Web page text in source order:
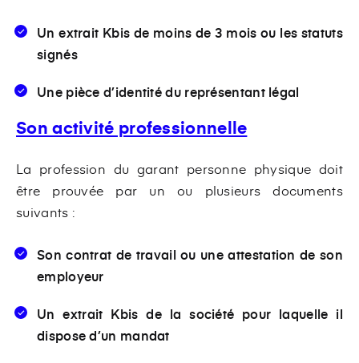
Un extrait Kbis de moins de 3 mois ou les statuts
signés
Une pièce d’identité du représentant légal
Son activité professionnelle
La profession du garant personne physique doit
être prouvée par un ou plusieurs documents
suivants :
Son contrat de travail ou une attestation de son
employeur
Un extrait Kbis de la société pour laquelle il
dispose d’un mandat